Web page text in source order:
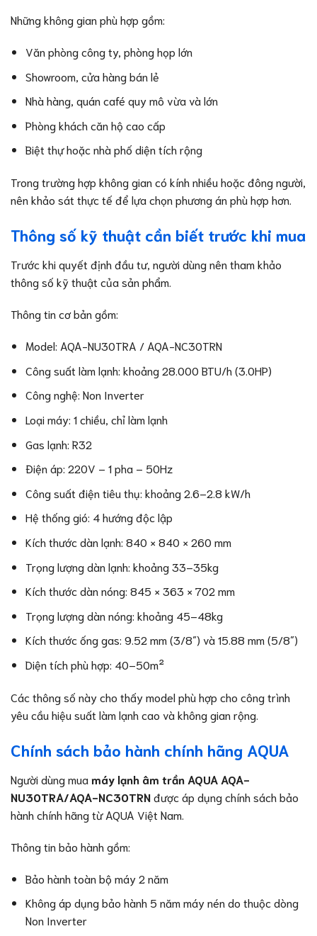
Những không gian phù hợp gồm:
Văn phòng công ty, phòng họp lớn
Showroom, cửa hàng bán lẻ
Nhà hàng, quán café quy mô vừa và lớn
Phòng khách căn hộ cao cấp
Biệt thự hoặc nhà phố diện tích rộng
Trong trường hợp không gian có kính nhiều hoặc đông người,
nên khảo sát thực tế để lựa chọn phương án phù hợp hơn.
Thông số kỹ thuật cần biết trước khi mua
Trước khi quyết định đầu tư, người dùng nên tham khảo
thông số kỹ thuật của sản phẩm.
Thông tin cơ bản gồm:
Model: AQA-NU30TRA / AQA-NC30TRN
Công suất làm lạnh: khoảng 28.000 BTU/h (3.0HP)
Công nghệ: Non Inverter
Loại máy: 1 chiều, chỉ làm lạnh
Gas lạnh: R32
Điện áp: 220V – 1 pha – 50Hz
Công suất điện tiêu thụ: khoảng 2.6–2.8 kW/h
Hệ thống gió: 4 hướng độc lập
Kích thước dàn lạnh: 840 × 840 × 260 mm
Trọng lượng dàn lạnh: khoảng 33–35kg
Kích thước dàn nóng: 845 × 363 × 702 mm
Trọng lượng dàn nóng: khoảng 45–48kg
Kích thước ống gas: 9.52 mm (3/8″) và 15.88 mm (5/8″)
Diện tích phù hợp: 40–50m²
Các thông số này cho thấy model phù hợp cho công trình
yêu cầu hiệu suất làm lạnh cao và không gian rộng.
Chính sách bảo hành chính hãng AQUA
Người dùng mua máy lạnh âm trần AQUA AQA-
NU30TRA/AQA-NC30TRNđược áp dụng chính sách bảo
hành chính hãng từ AQUA Việt Nam.
Thông tin bảo hành gồm:
Bảo hành toàn bộ máy 2 năm
Không áp dụng bảo hành 5 năm máy nén do thuộc dòng
Non Inverter